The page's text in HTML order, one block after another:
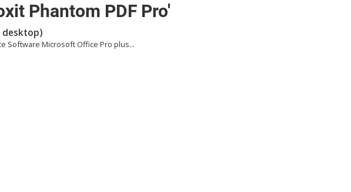
Phantom PDF Pro'
desktop)
Software Microsoft Office Pro plus...